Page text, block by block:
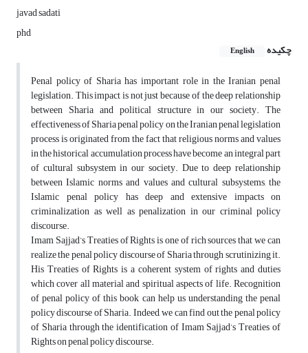
javad sadati
phd
چکیده
English
Penal policy of Sharia has important role in the Iranian penal
legislation. This impact is not just because of the deep relationship
between Sharia and political structure in our society. The
effectiveness of Sharia penal policy on the Iranian penal legislation
process is originated from the fact that religious norms and values
in the historical accumulation process have become an integral part
of cultural subsystem in our society. Due to deep relationship
between Islamic norms and values and cultural subsystems, the
Islamic penal policy has deep and extensive impacts on
criminalization as well as penalization in our criminal policy
discourse.
Imam Sajjad’s Treaties of Rights is one of rich sources that we can
realize the penal policy discourse of Sharia through scrutinizing it.
His Treaties of Rights is a coherent system of rights and duties
which cover all material and spiritual aspects of life. Recognition
of penal policy of this book can help us understanding the penal
policy discourse of Sharia. Indeed, we can find out the penal policy
of Sharia through the identification of Imam Sajjad’s Treaties of
Rights on penal policy discourse.